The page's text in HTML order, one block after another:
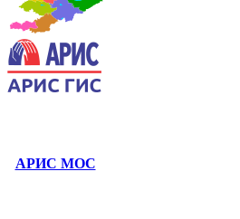
АРИС МОС